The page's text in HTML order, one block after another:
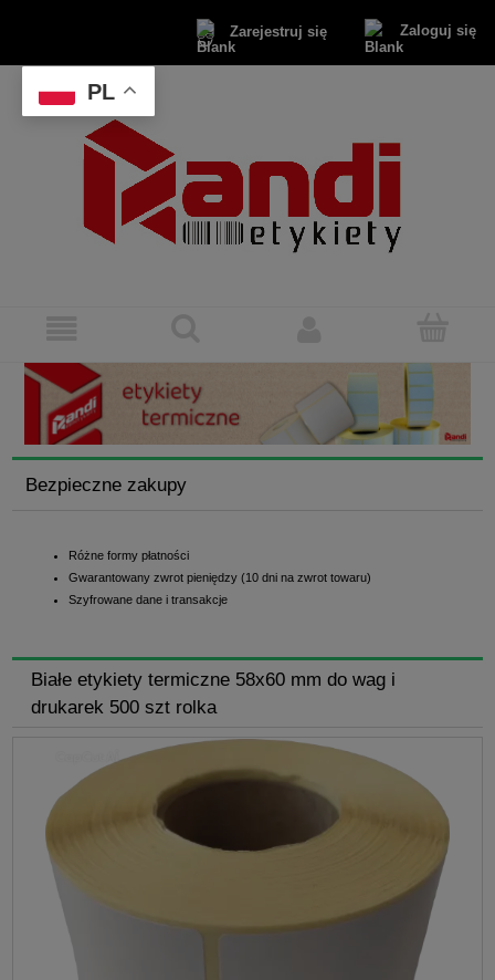
Zarejestruj się Zaloguj się
Bezpieczne zakupy
Różne formy płatności
Gwarantowany zwrot pieniędzy (10 dni na zwrot towaru)
Szyfrowane dane i transakcje
Białe etykiety termiczne 58x60 mm do wag i
drukarek 500 szt rolka
PL